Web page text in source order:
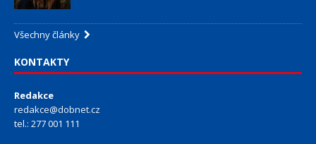
Všechny články
KONTAKTY
Redakce
redakce@dobnet.cz
tel.: 277 001 111